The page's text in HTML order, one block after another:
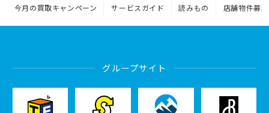
今月の買取キャンペーン サービスガイド 読みもの 店舗物件募集
グループサイト